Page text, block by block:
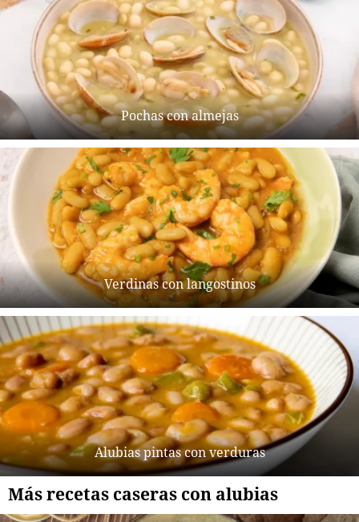
Pochas con almejas
Verdinas con langostinos
Alubias pintas con verduras
Más recetas caseras con alubias